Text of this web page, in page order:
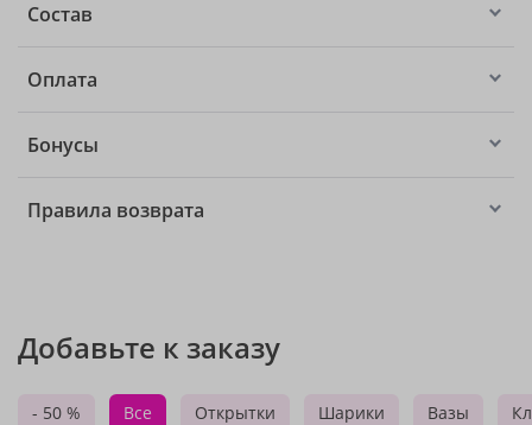
Состав
Оплата
Бонусы
Правила возврата
Добавьте к заказу
- 50 % Все Открытки Шарики Вазы